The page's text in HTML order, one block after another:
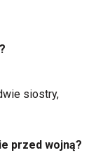
siostry,
przed wojną?